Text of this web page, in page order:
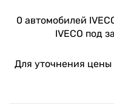
0 автомобилей
IVECO под
Для уточнения